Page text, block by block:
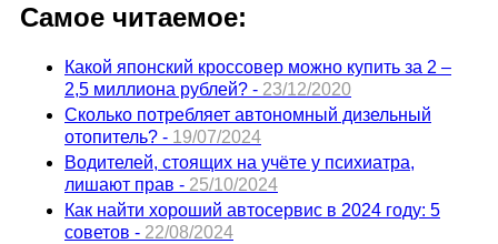
Самое читаемое:
Какой японский кроссовер можно купить за 2 –
2,5 миллиона рублей? - 23/12/2020
Сколько потребляет автономный дизельный
отопитель? - 19/07/2024
Водителей, стоящих на учёте у психиатра,
лишают прав - 25/10/2024
Как найти хороший автосервис в 2024 году: 5
советов - 22/08/2024